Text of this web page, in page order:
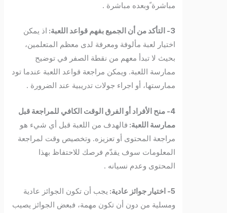
مباشرة ًوبعده مباشرة .
اذ يمكن
اختيار لعبة مألوفة ومعرفة لدى معظم المتعلمين،
بحيث لا تبدأ معهم من نقطة الصفر في توضيح
ممارسة اللعبة. ويمكن مراجعة قواعد اللعبة عندما تود
ممارستها، أو اجراء جولات تدريبية عند الضرورة .
4- منح الأفراد أو الفرق الوقت الكافي للمراجعة قبل
ممارسة اللعبة:فالهدف من اللعبة قبل أي شيء هو
مراجعة المحتوى أو تعزيزه. وتخصيص وقت لمراجعة
المعلومات سوف يقدّم فرصك للاحتفاظ بهذا
المحتوى وعدم نسيانه .
يجب أن تكون الجوائز عادية
ومسلية من دون أن تكون مهمة، فبعض الجوائز يصيب